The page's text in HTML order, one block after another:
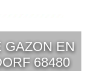
GAZON EN
68480